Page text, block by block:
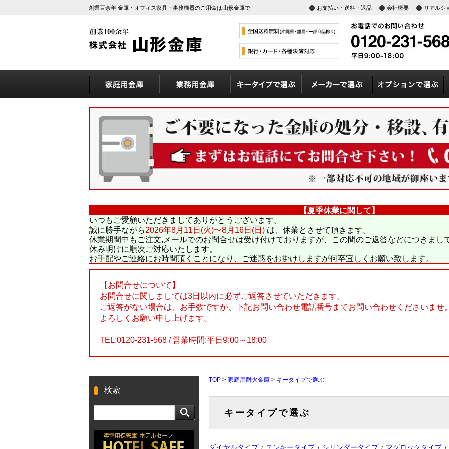
創業百余年 金庫・オフィス家具・事務機器のご用命は山形金庫で お支払い・送料・返品 会社概要 リアルシ
【夏季休業に関して】
いつもご愛顧いただきましてありがとうございます。
誠に勝手ながら2026年8月11日(火)〜8月16日(日) は、休業とさせて頂きます。
休業期間中もご注文,メールでのお問合せは受け付けておりますが、この間のご返答などにつきまし
休み明けに順次ご対応いたします。
お手配やご連絡にお時間頂くことになり、ご迷惑をお掛けしますが何卒宜しくお願い致します。
【お問合せについて】
お問合せに関しましては3日以内に必ずご返答させていただきます。
ご返答がない場合は、お手数ですが、下記お問い合わせ電話番号までお問い合わせくださいませ。
よろしくお願い申し上げます。
TEL:0120-231-568 / 営業時間:平日9:00～18:00
検索
TOP > 家庭用耐火金庫 > キータイプで選ぶ
キータイプで選ぶ